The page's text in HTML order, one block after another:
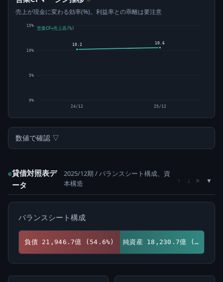
売上が現金に変わる効率(%)。利益率との乖離は要注意
0%
5%
10%
15%
10.2
24/12
10.6
25/12
営業CF÷売上高(%)
数値で確認 ▽
e貸借対照表デ
ータ
2025/12期 / バランスシート構成、資
本構造
↑ ↓ ×
バランスシート構成
負債 21,946.7億 (54.6%) 純資産 18,230.7億 (45.4%)